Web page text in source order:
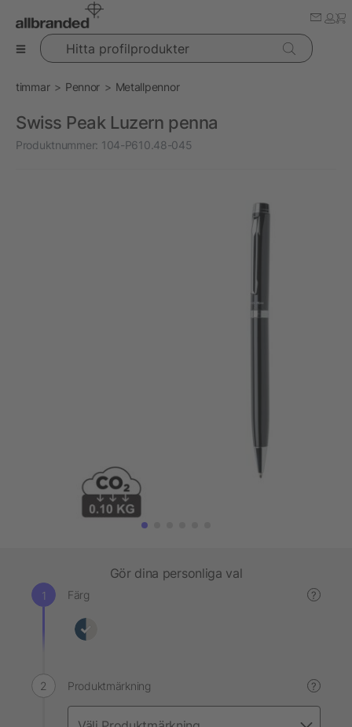
Hitta profilprodukter
timmar Pennor Metallpennor
Swiss Peak Luzern penna
Produktnummer: 104-P610.48-045
Gör dina personliga val
Färg ?
Produktmärkning ?